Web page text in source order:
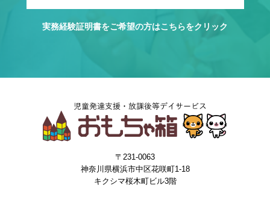
実務経験証明書をご希望の方はこちらをクリック
〒231-0063
神奈川県横浜市中区花咲町1-18
キクシマ桜木町ビル3階